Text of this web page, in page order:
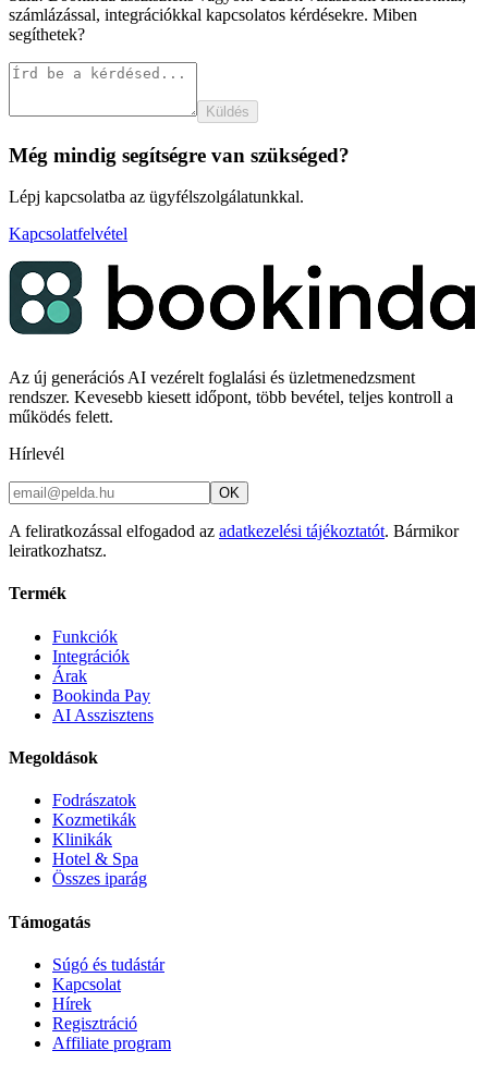
számlázással, integrációkkal kapcsolatos kérdésekre. Miben
segíthetek?
Küldés
Még mindig segítségre van szükséged?
Lépj kapcsolatba az ügyfélszolgálatunkkal.
Kapcsolatfelvétel
Az új generációs AI vezérelt foglalási és üzletmenedzsment
rendszer. Kevesebb kiesett időpont, több bevétel, teljes kontroll a
működés felett.
Hírlevél
OK
A feliratkozással elfogadod az adatkezelési tájékoztatót. Bármikor
leiratkozhatsz.
Termék
Funkciók
Integrációk
Árak
Bookinda Pay
AI Asszisztens
Megoldások
Fodrászatok
Kozmetikák
Klinikák
Hotel & Spa
Összes iparág
Támogatás
Súgó és tudástár
Kapcsolat
Hírek
Regisztráció
Affiliate program